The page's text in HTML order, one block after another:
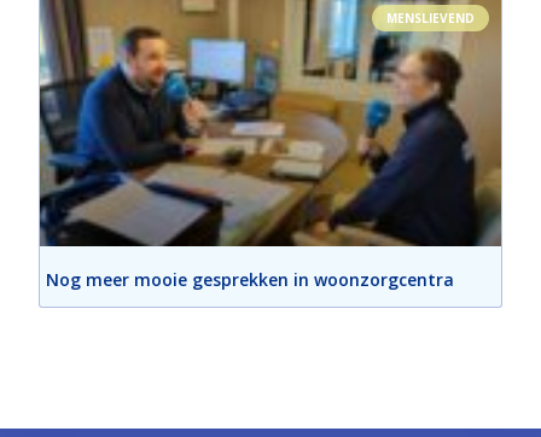
MENSLIEVEND
Nog meer mooie gesprekken in woonzorgcentra